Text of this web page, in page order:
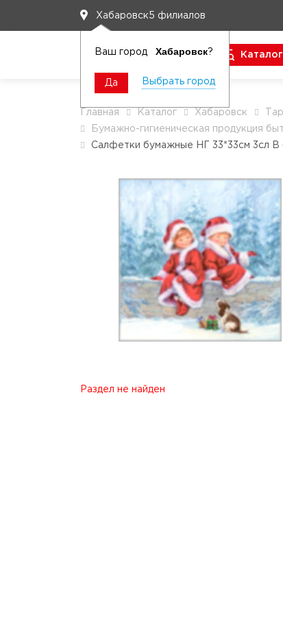
Хабаровск5 филиалов
Ваш город Хабаровск?
Да Выбрать город
Каталог
Главная Каталог Хабаровск
Бумажно-гигиеническая продукция
Салфетки бумажные НГ 33*33см 3сл
Раздел не найден